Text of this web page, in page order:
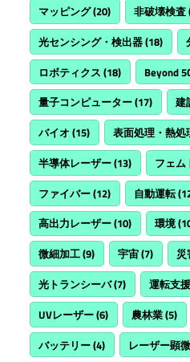
マッピング(20) 非破壊検査
光センシング・検出器(18)
ロボティクス (18) Beyond
量子コンピューター(17) 建
バイオ (15) 表面処理・熱処
半導体レーザー(13) フェム
ファイバー(12) 自動運転
高出力レーザー(10) 環境
微細加工(9) 宇宙(7) 災
光トランシーバ(7) 運転支援
UVレーザー(6) 農林業(5)
バッテリー(4) レーザー顕